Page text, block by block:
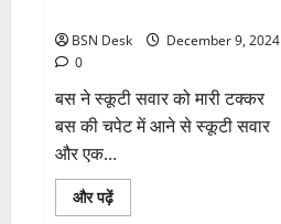
Casino
का
BSN Desk
December 9, 2024
0
बस ने स्कूटी सवार को मारी टक्कर
बस की चपेट में आने से स्कूटी सवार
और एक...
और पढ़ेंRead
more